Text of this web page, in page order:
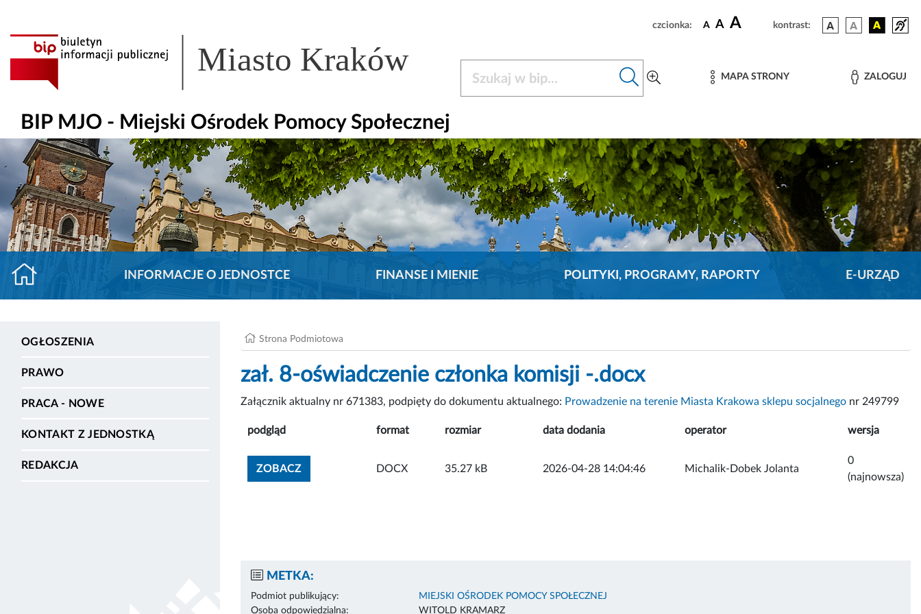
czcionka: A A A kontrast:
Miasto Kraków MAPA STRONY ZALOGUJ
BIP MJO - Miejski Ośrodek Pomocy Społecznej
INFORMACJE O JEDNOSTCE FINANSE I MIENIE POLITYKI, PROGRAMY, RAPORTY E-URZĄD
OGŁOSZENIA
PRAWO
PRACA - NOWE
KONTAKT Z JEDNOSTKĄ
REDAKCJA
Strona Podmiotowa
zał. 8-oświadczenie członka komisji -.docx
Załącznik aktualny nr 671383, podpięty do dokumentu aktualnego: Prowadzenie na terenie Miasta Krakowa sklepu socjalnego nr 249799
podgląd format rozmiar data dodania operator wersja
ZOBACZZOBACZ ZAŁĄCZNIK
DOCX 35.27 kB 2026-04-28 14:04:46 Michalik-Dobek Jolanta
0
(najnowsza)
METKA:
Podmiot publikujący:
MIEJSKI OŚRODEK POMOCY SPOŁECZNEJ
Osoba odpowiedzialna:
WITOLD KRAMARZ